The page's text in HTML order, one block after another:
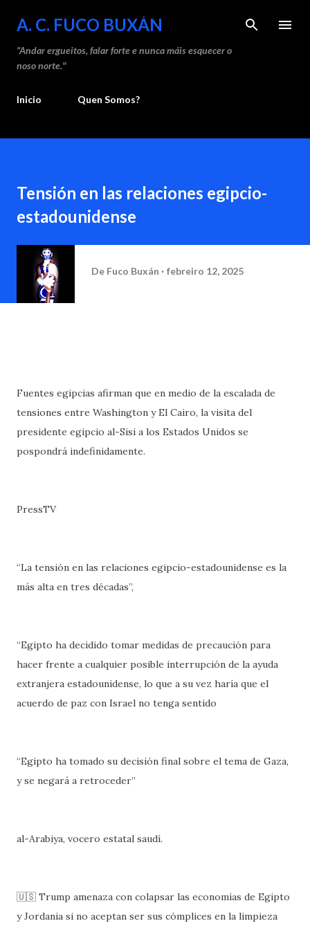
Saltar ao contido principal
A. C. FUCO BUXÁN
“Andar ergueitos, falar forte e nunca máis esquecer o
noso norte."
Inicio Quen Somos?
Tensión en las relaciones egipcio-
estadounidense
De Fuco Buxán febreiro 12, 2025
Fuentes egipcias afirman que en medio de la escalada de
tensiones entre Washington y El Cairo, la visita del
presidente egipcio al-Sisi a los Estados Unidos se
pospondrá indefinidamente.
PressTV
“La tensión en las relaciones egipcio-estadounidense es la
más alta en tres décadas”,
“Egipto ha decidido tomar medidas de precaución para
hacer frente a cualquier posible interrupción de la ayuda
extranjera estadounidense, lo que a su vez haría que el
acuerdo de paz con Israel no tenga sentido
“Egipto ha tomado su decisión final sobre el tema de Gaza,
y se negará a retroceder”
al-Arabiya, vocero estatal saudí.
🇺🇸 Trump amenaza con colapsar las economías de Egipto
y Jordania si no aceptan ser sus cómplices en la limpieza